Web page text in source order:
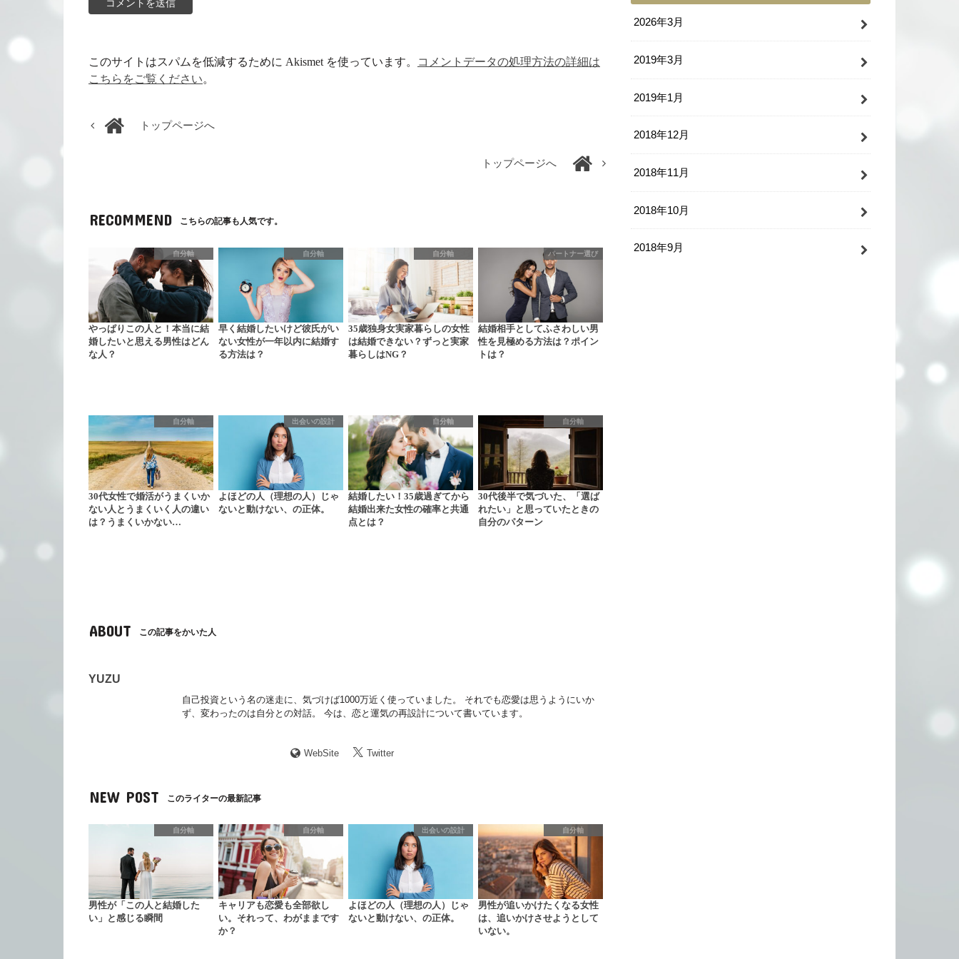
このサイトはスパムを低減するために Akismet を使っています。
コメントデータの処理方法の詳細は
こちらをご覧ください。
トップページへ
トップページへ
RECOMMEND こちらの記事も人気です。
自分軸
やっぱりこの人と！本当に結
婚したいと思える男性はどん
な人？
自分軸
早く結婚したいけど彼氏がい
ない女性が一年以内に結婚す
る方法は？
自分軸
35歳独身女実家暮らしの女性
は結婚できない？ずっと実家
暮らしはNG？
パートナー選び
結婚相手としてふさわしい男
性を見極める方法は？ポイン
トは？
自分軸
30代女性で婚活がうまくいか
ない人とうまくいく人の違い
は？うまくいかない…
出会いの設計
よほどの人（理想の人）じゃ
ないと動けない、の正体。
自分軸
結婚したい！35歳過ぎてから
結婚出来た女性の確率と共通
点とは？
自分軸
30代後半で気づいた、「選ば
れたい」と思っていたときの
自分のパターン
ABOUT この記事をかいた人
YUZU
自己投資という名の迷走に、気づけば1000万近く使っていました。 それでも恋愛は思うようにいか
ず、変わったのは自分との対話。 今は、恋と運気の再設計について書いています。
WebSite Twitter
NEW POST このライターの最新記事
自分軸
男性が「この人と結婚した
い」と感じる瞬間
自分軸
キャリアも恋愛も全部欲し
い。それって、わがままです
か？
出会いの設計
よほどの人（理想の人）じゃ
ないと動けない、の正体。
自分軸
男性が追いかけたくなる女性
は、追いかけさせようとして
いない。
2026年3月
2019年3月
2019年1月
2018年12月
2018年11月
2018年10月
2018年9月